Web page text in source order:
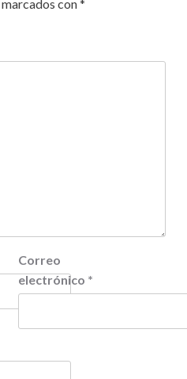
con*
Correo
electrónico *